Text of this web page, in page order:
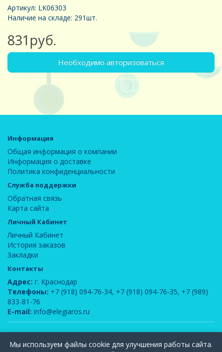
Артикул: LK06303
Наличие на складе: 291шт.
831руб.
Необходимо авторизоваться
Информация
Общая информация о компании
Информация о доставке
Политика конфиденциальности
Служба поддержки
Обратная связь
Карта сайта
Личный Кабинет
Личный Кабинет
История заказов
Закладки
Контакты
Адрес: г. Краснодар
Телефоны: +7 (918) 094-76-34, +7 (918) 094-76-35, +7 (989)
833-81-76
E-mail: info@elegiaros.ru
Вся информация, содержащаяся на данном сайте, является интеллектуальной
Мы используем файлы cookie для улучшения работы сайта.